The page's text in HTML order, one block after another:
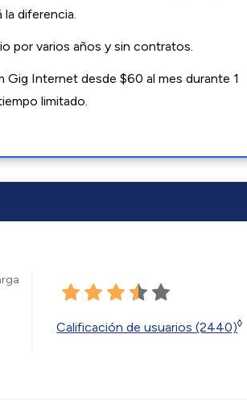
la diferencia.
por varios años y sin contratos.
Gig Internet desde $60 al mes durante 1
limitado.
Calificación de usuarios (2440)◊